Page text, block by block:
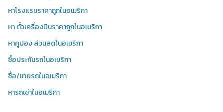
หาโรงแรมราคาถูกในอเมริกา
หา ตั๋วเครื่องบินราคาถูกในอเมริกา
หาคูปอง ส่วนลดในอเมริกา
ซื้อประกันรถในอเมริกา
ซื้อ/ขายรถในอเมริกา
หารถเช่าในอเมริกา